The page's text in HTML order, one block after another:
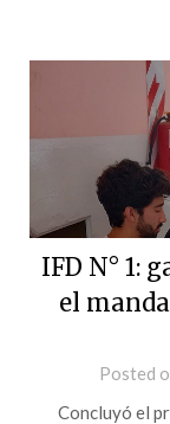
IFD N° 1:
el
Posted
Concluyó el